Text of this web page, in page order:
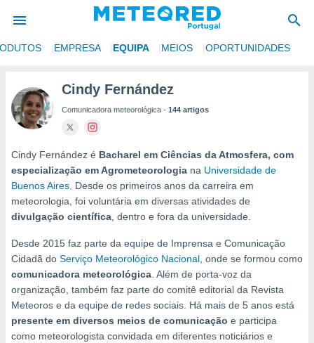
da
foi
as
a este
das
e
forma
digital
recolhidas
EMPRESA EQUIPA MEIOS OPORTUNIDADES
Cindy Fernández
Comunicadora meteorológica - 144 artigos
Cindy Fernández é Bacharel em Ciências da Atmosfera, com
especialização em Agrometeorologia na Universidade de
Buenos Aires. Desde os primeiros anos da carreira em
meteorologia, foi voluntária em diversas atividades de
divulgação científica, dentro e fora da universidade.
Desde 2015 faz parte da equipe de Imprensa e Comunicação
Cidadã do Serviço Meteorológico Nacional, onde se formou como
comunicadora meteorológica. Além de porta-voz da
organização, também faz parte do comitê editorial da Revista
Meteoros e da equipe de redes sociais. Há mais de 5 anos está
presente em diversos meios de comunicação e participa
como meteorologista convidada em diferentes noticiários e